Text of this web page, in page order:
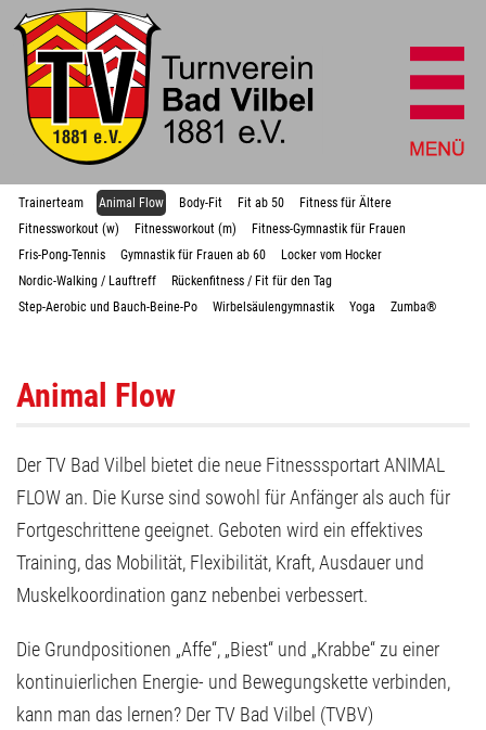
Trainerteam Animal Flow Body-Fit Fit ab 50
Fitness für Ältere
Fitnessworkout (w)
Fitnessworkout (m)
Fitness-Gymnastik für Frauen
Fris-Pong-Tennis
Gymnastik für Frauen ab 60
Locker vom Hocker
Nordic-Walking / Lauftreff
Rückenfitness / Fit für den Tag
Step-Aerobic und Bauch-Beine-Po
Wirbelsäulengymnastik Yoga Zumba®
Animal Flow
Der TV Bad Vilbel bietet die neue Fitnesssportart ANIMAL
FLOW an. Die Kurse sind sowohl für Anfänger als auch für
Fortgeschrittene geeignet. Geboten wird ein effektives
Training, das Mobilität, Flexibilität, Kraft, Ausdauer und
Muskelkoordination ganz nebenbei verbessert.
Die Grundpositionen „Affe“, „Biest“ und „Krabbe“ zu einer
kontinuierlichen Energie- und Bewegungskette verbinden,
kann man das lernen? Der TV Bad Vilbel (TVBV)